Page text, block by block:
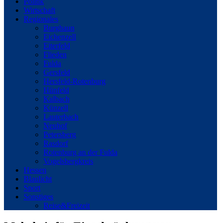
Wirtschaft
Regionales
Burghaun
Eichenzell
Eiterfeld
Flieden
Fulda
Gersfeld
Hersfeld-Rotenburg
Hünfeld
Kalbach
Künzell
Lauterbach
Neuhof
Petersberg
Rasdorf
Rotenburg an der Fulda
Vogelsbergkreis
Hessen
Blaulicht
Sport
Sonstiges
Reise&Freizeit